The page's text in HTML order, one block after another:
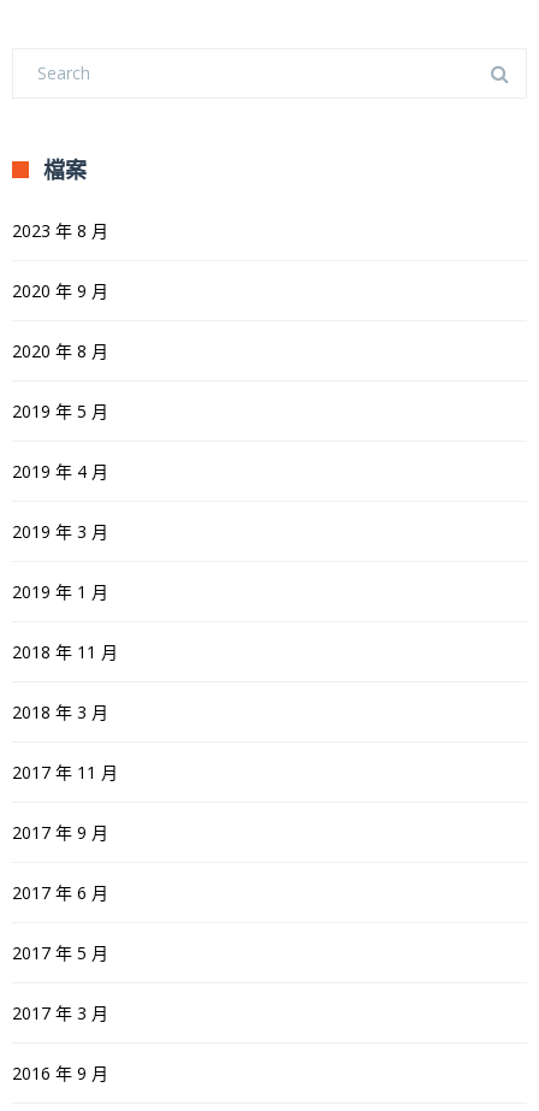
檔案
2023 年 8 月
2020 年 9 月
2020 年 8 月
2019 年 5 月
2019 年 4 月
2019 年 3 月
2019 年 1 月
2018 年 11 月
2018 年 3 月
2017 年 11 月
2017 年 9 月
2017 年 6 月
2017 年 5 月
2017 年 3 月
2016 年 9 月